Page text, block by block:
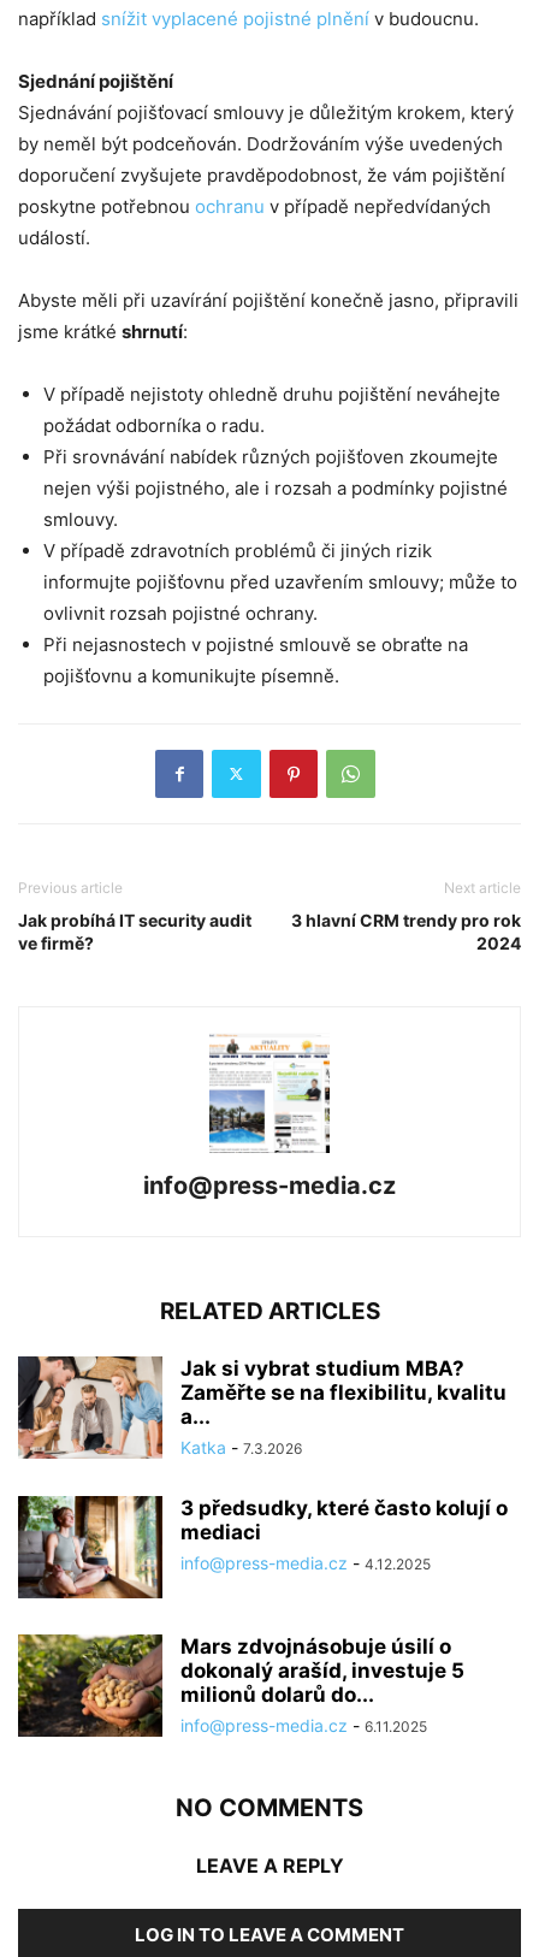
například snížit vyplacené pojistné plnění v budoucnu.
Sjednání pojištění
Sjednávání pojišťovací smlouvy je důležitým krokem, který
by neměl být podceňován. Dodržováním výše uvedených
doporučení zvyšujete pravděpodobnost, že vám pojištění
poskytne potřebnou ochranu v případě nepředvídaných
událostí.
Abyste měli při uzavírání pojištění konečně jasno, připravili
jsme krátké shrnutí:
V případě nejistoty ohledně druhu pojištění neváhejte
požádat odborníka o radu.
Při srovnávání nabídek různých pojišťoven zkoumejte
nejen výši pojistného, ale i rozsah a podmínky pojistné
smlouvy.
V případě zdravotních problémů či jiných rizik
informujte pojišťovnu před uzavřením smlouvy; může to
ovlivnit rozsah pojistné ochrany.
Při nejasnostech v pojistné smlouvě se obraťte na
pojišťovnu a komunikujte písemně.
Previous article
Jak probíhá IT security audit
ve firmě?
Next article
3 hlavní CRM trendy pro rok
2024
info@press-media.cz
RELATED ARTICLES
Jak si vybrat studium MBA?
Zaměřte se na flexibilitu, kvalitu
a...
Katka - 7.3.2026
3 předsudky, které často kolují o
mediaci
info@press-media.cz - 4.12.2025
Mars zdvojnásobuje úsilí o
dokonalý arašíd, investuje 5
milionů dolarů do...
info@press-media.cz - 6.11.2025
NO COMMENTS
LEAVE A REPLY
LOG IN TO LEAVE A COMMENT